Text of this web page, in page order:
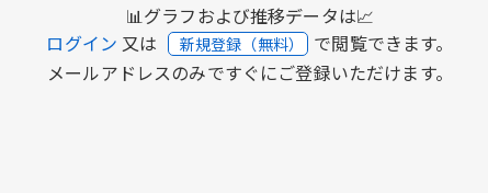
📊グラフおよび推移データは📈
ログイン 又は 新規登録（無料） で閲覧できます。
メールアドレスのみですぐにご登録いただけます。